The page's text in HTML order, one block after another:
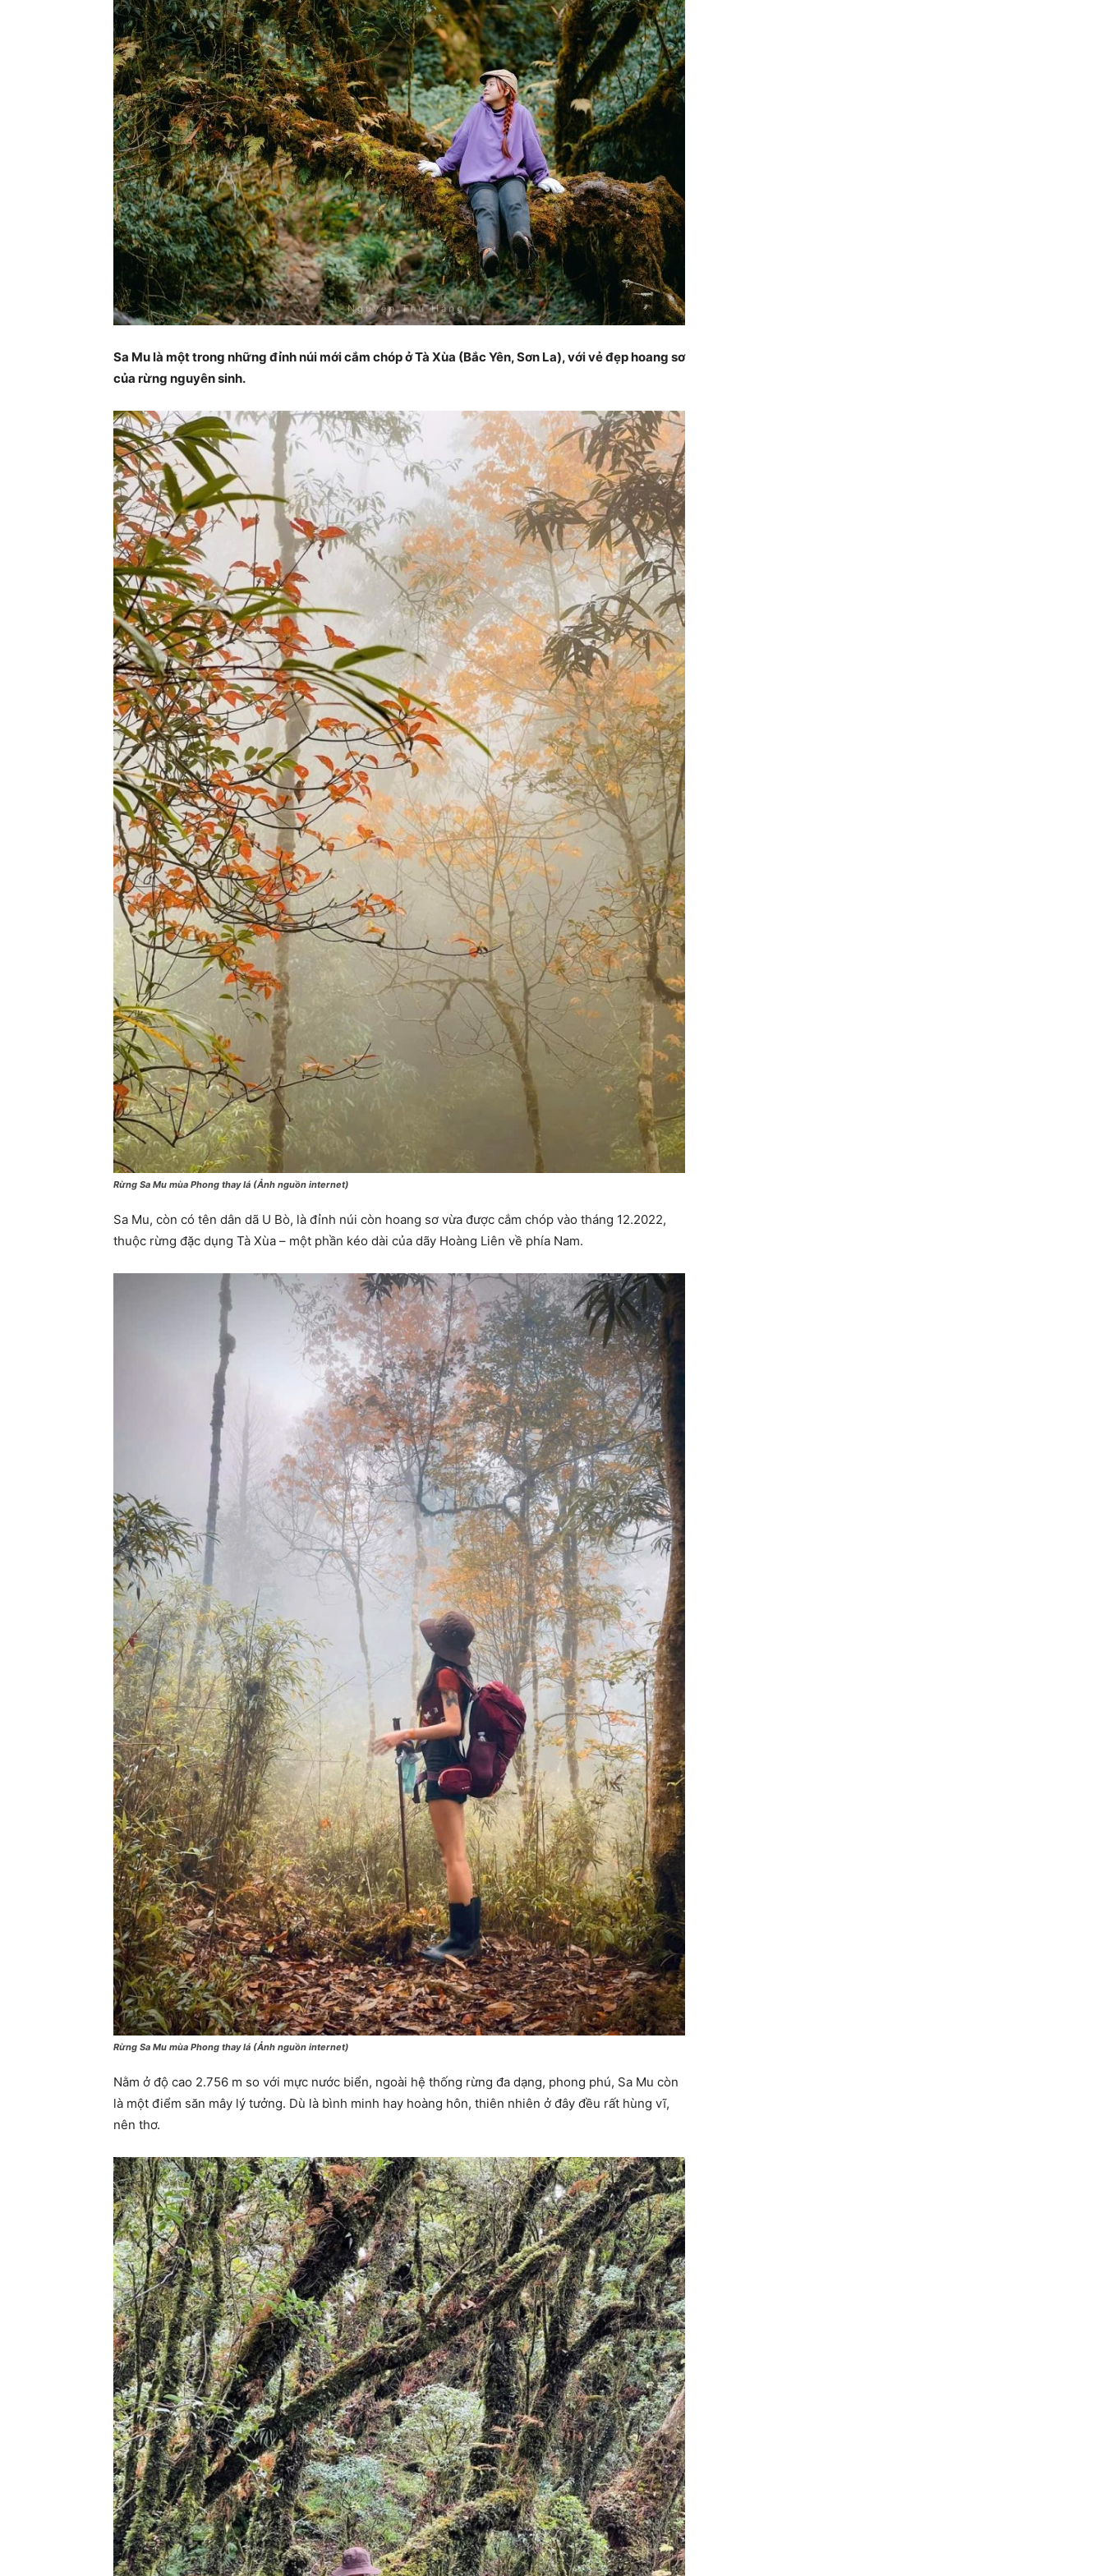
Sa Mu là một trong những đỉnh núi mới cắm chóp ở Tà Xùa (Bắc Yên, Sơn La), với vẻ đẹp hoang sơ
của rừng nguyên sinh.
Rừng Sa Mu mùa Phong thay lá (Ảnh nguồn internet)
Sa Mu, còn có tên dân dã U Bò, là đỉnh núi còn hoang sơ vừa được cắm chóp vào tháng 12.2022,
thuộc rừng đặc dụng Tà Xùa – một phần kéo dài của dãy Hoàng Liên về phía Nam.
Rừng Sa Mu mùa Phong thay lá (Ảnh nguồn internet)
Nằm ở độ cao 2.756 m so với mực nước biển, ngoài hệ thống rừng đa dạng, phong phú, Sa Mu còn
là một điểm săn mây lý tưởng. Dù là bình minh hay hoàng hôn, thiên nhiên ở đây đều rất hùng vĩ,
nên thơ.